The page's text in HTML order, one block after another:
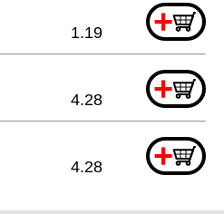
+
1.19
+
4.28
+
4.28